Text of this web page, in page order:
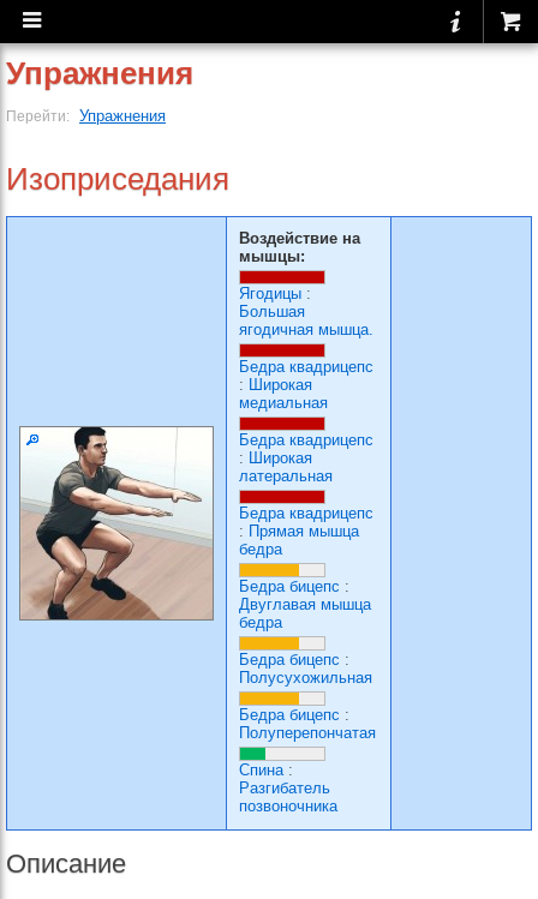
Упражнения
Перейти: Упражнения
Изоприседания
Воздействие на
мышцы:
Ягодицы :
Большая
ягодичная мышца.
Бедра квадрицепс
: Широкая
медиальная
Бедра квадрицепс
: Широкая
латеральная
Бедра квадрицепс
: Прямая мышца
бедра
Бедра бицепс :
Двуглавая мышца
бедра
Бедра бицепс :
Полусухожильная
Бедра бицепс :
Полуперепончатая
Спина:
Разгибатель
позвоночника
Описание